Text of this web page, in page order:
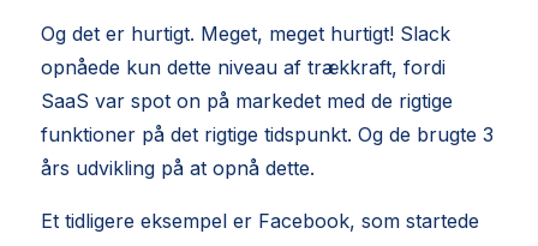
Og det er hurtigt. Meget, meget hurtigt! Slack
opnåede kun dette niveau af trækkraft, fordi
SaaS var spot on på markedet med de rigtige
funktioner på det rigtige tidspunkt. Og de brugte 3
års udvikling på at opnå dette.
Et tidligere eksempel er Facebook, som startede